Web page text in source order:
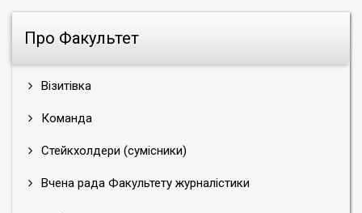
Про Факультет
Візитівка
Команда
Стейкхолдери (сумісники)
Вчена рада Факультету журналістики